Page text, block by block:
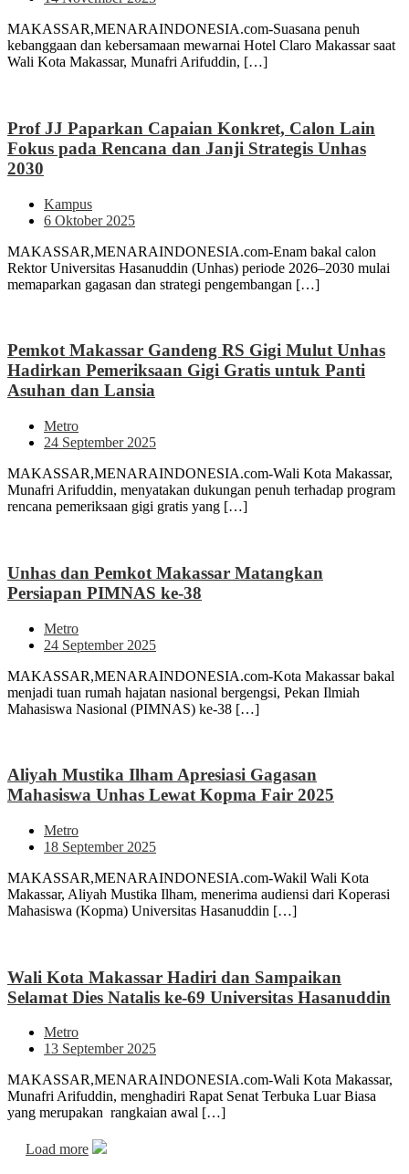
MAKASSAR,MENARAINDONESIA.com-Suasana penuh
kebanggaan dan kebersamaan mewarnai Hotel Claro Makassar saat
Wali Kota Makassar, Munafri Arifuddin, […]
Prof JJ Paparkan Capaian Konkret, Calon Lain
Fokus pada Rencana dan Janji Strategis Unhas
2030
Kampus
6 Oktober 2025
MAKASSAR,MENARAINDONESIA.com-Enam bakal calon
Rektor Universitas Hasanuddin (Unhas) periode 2026–2030 mulai
memaparkan gagasan dan strategi pengembangan […]
Pemkot Makassar Gandeng RS Gigi Mulut Unhas
Hadirkan Pemeriksaan Gigi Gratis untuk Panti
Asuhan dan Lansia
Metro
24 September 2025
MAKASSAR,MENARAINDONESIA.com-Wali Kota Makassar,
Munafri Arifuddin, menyatakan dukungan penuh terhadap program
rencana pemeriksaan gigi gratis yang […]
Unhas dan Pemkot Makassar Matangkan
Persiapan PIMNAS ke-38
Metro
24 September 2025
MAKASSAR,MENARAINDONESIA.com-Kota Makassar bakal
menjadi tuan rumah hajatan nasional bergengsi, Pekan Ilmiah
Mahasiswa Nasional (PIMNAS) ke-38 […]
Aliyah Mustika Ilham Apresiasi Gagasan
Mahasiswa Unhas Lewat Kopma Fair 2025
Metro
18 September 2025
MAKASSAR,MENARAINDONESIA.com-Wakil Wali Kota
Makassar, Aliyah Mustika Ilham, menerima audiensi dari Koperasi
Mahasiswa (Kopma) Universitas Hasanuddin […]
Wali Kota Makassar Hadiri dan Sampaikan
Selamat Dies Natalis ke-69 Universitas Hasanuddin
Metro
13 September 2025
MAKASSAR,MENARAINDONESIA.com-Wali Kota Makassar,
Munafri Arifuddin, menghadiri Rapat Senat Terbuka Luar Biasa
yang merupakan rangkaian awal […]
Load more